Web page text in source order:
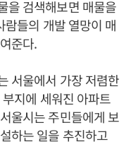
을 검색해보면 매물을
들의 개발 열망이 매
준다.
서울에서 가장 저렴한
지에 세워진 아파트
울시는 주민들에게 보
하는 일을 추진하고